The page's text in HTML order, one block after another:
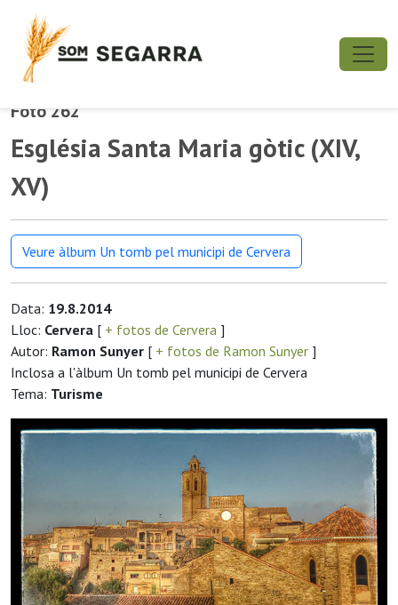
Foto 262
Església Santa Maria gòtic (XIV,
XV)
Veure àlbum Un tomb pel municipi de Cervera
Data: 19.8.2014
Lloc: Cervera [ + fotos de Cervera ]
Autor: Ramon Sunyer [ + fotos de Ramon Sunyer ]
Inclosa a l'àlbum Un tomb pel municipi de Cervera
Tema: Turisme